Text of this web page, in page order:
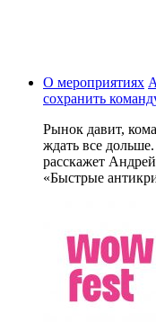
О мероприятиях
сохранить
Рынок давит,
ждать все
расскажет
«Быстрые